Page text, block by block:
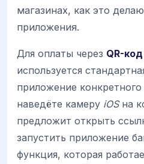
магазинах, как это
приложения.
Для оплаты через QR-код
используется
приложение
наведёте камеру iOSна
предложит открыть
запустить приложение
функция, которая